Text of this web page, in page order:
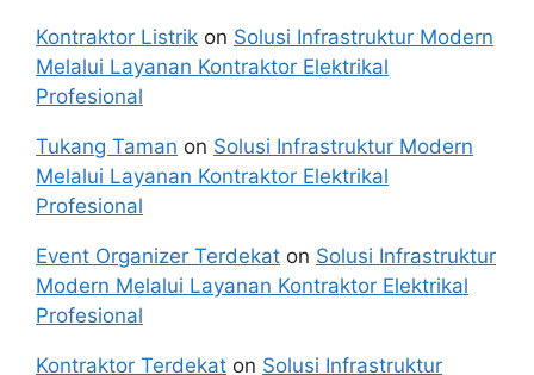
Kontraktor Listrik on Solusi Infrastruktur Modern
Melalui Layanan Kontraktor Elektrikal
Profesional
Tukang Taman on Solusi Infrastruktur Modern
Melalui Layanan Kontraktor Elektrikal
Profesional
Event Organizer Terdekat on Solusi Infrastruktur
Modern Melalui Layanan Kontraktor Elektrikal
Profesional
Kontraktor Terdekat on Solusi Infrastruktur